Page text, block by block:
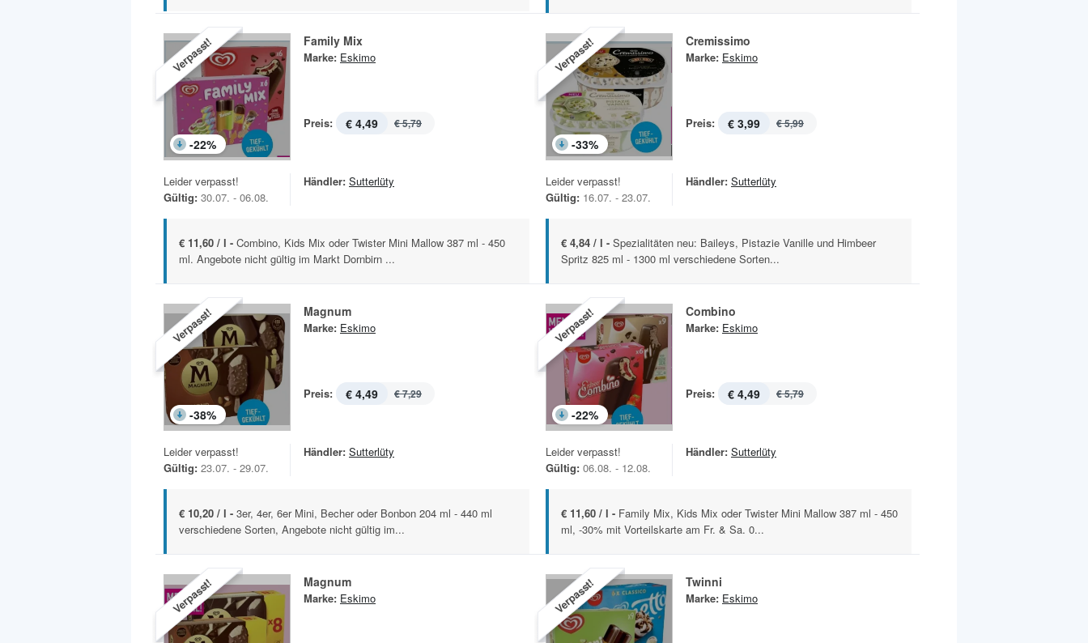
Verpasst!
-22%
Family Mix
Marke: Eskimo
Preis: € 4,49 € 5,79
Leider verpasst!
Gültig: 30.07. - 06.08.
Händler: Sutterlüty
€ 11,60 / l - Combino, Kids Mix oder Twister Mini Mallow 387 ml - 450
ml. Angebote nicht gültig im Markt Dornbirn ...
Verpasst!
-33%
Cremissimo
Marke: Eskimo
Preis: € 3,99 € 5,99
Leider verpasst!
Gültig: 16.07. - 23.07.
Händler: Sutterlüty
€ 4,84 / l - Spezialitäten neu: Baileys, Pistazie Vanille und Himbeer
Spritz 825 ml - 1300 ml verschiedene Sorten...
Verpasst!
-38%
Magnum
Marke: Eskimo
Preis: € 4,49 € 7,29
Leider verpasst!
Gültig: 23.07. - 29.07.
Händler: Sutterlüty
€ 10,20 / l - 3er, 4er, 6er Mini, Becher oder Bonbon 204 ml - 440 ml
verschiedene Sorten, Angebote nicht gültig im...
Verpasst!
-22%
Combino
Marke: Eskimo
Preis: € 4,49 € 5,79
Leider verpasst!
Gültig: 06.08. - 12.08.
Händler: Sutterlüty
€ 11,60 / l - Family Mix, Kids Mix oder Twister Mini Mallow 387 ml - 450
ml, -30% mit Vorteilskarte am Fr. & Sa. 0...
Verpasst! Magnum
Marke: Eskimo Verpasst! Twinni
Marke: Eskimo